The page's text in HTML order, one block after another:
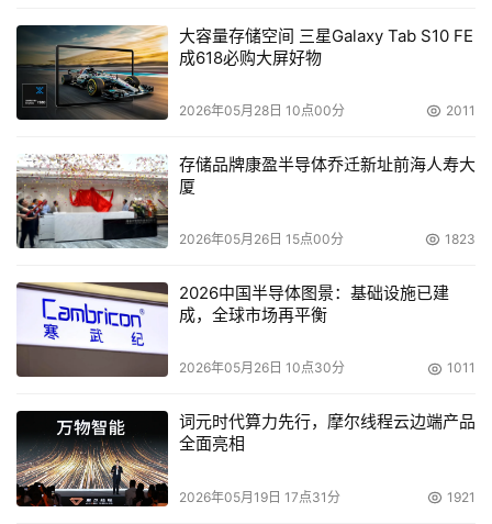
络设备一级提供更好更灵活的虚拟化技术，如 VSAN ，通
道虚拟化、设备虚拟化，虚拟化技术将带来更好的安全性、
更好的设备和通道利用率，并提高系统的扩展能力和故障恢
6. 更加智能的存储网络管理。存储系统的管理将采用更
统一的、分层的管理平台来实现从硬件到软件的智能管理，
实现设备的即插即用，复杂的人工配置、参数调整工作都将
得到简化。
7. 可靠且更加稳定。存储基础网络将从组件模块化、硬
件冗余、故障在线检测、预测报警等多个方面提高网络系统
二、在构建和管理存储基础网络时面临的问题
用户在构建和管理存储基础网络时将会面对这样一些主
大容量存储空间 三星Galaxy Tab S10 FE
成618必购大屏好物
2026年05月28日 10点00分 2011
存储品牌康盈半导体乔迁新址前海人寿大
厦
2026年05月26日 15点00分 1823
2026中国半导体图景：基础设施已建
成，全球市场再平衡
2026年05月26日 10点30分 1011
词元时代算力先行，摩尔线程云边端产品
全面亮相
2026年05月19日 17点31分 1921